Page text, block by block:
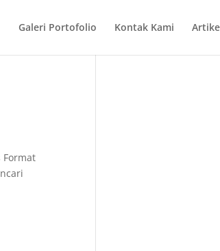
Galeri Portofolio Kontak Kami
Format